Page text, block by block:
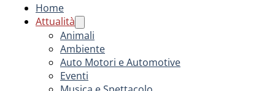
Home
Attualità
Animali
Ambiente
Auto Motori e Automotive
Eventi